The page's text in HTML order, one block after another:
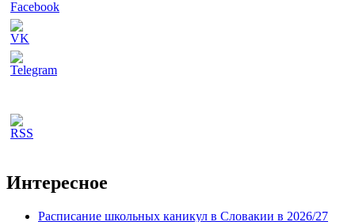
Интересное
Расписание школьных каникул в Словакии в 2026/27